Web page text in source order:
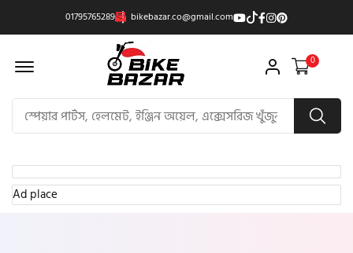
01795765289 bikebazar.co@gmail.com
Offcanvas Menu Open 0
Ad place